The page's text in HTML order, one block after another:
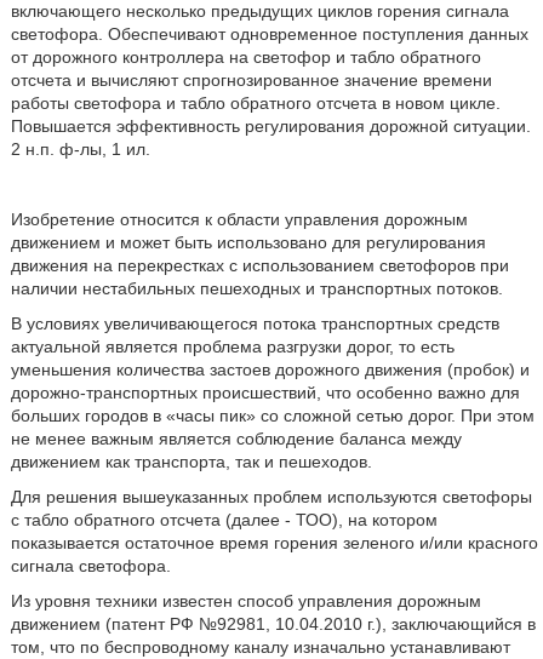
включающего несколько предыдущих циклов горения сигнала
светофора. Обеспечивают одновременное поступления данных
от дорожного контроллера на светофор и табло обратного
отсчета и вычисляют спрогнозированное значение времени
работы светофора и табло обратного отсчета в новом цикле.
Повышается эффективность регулирования дорожной ситуации.
2 н.п. ф-лы, 1 ил.
Изобретение относится к области управления дорожным
движением и может быть использовано для регулирования
движения на перекрестках с использованием светофоров при
наличии нестабильных пешеходных и транспортных потоков.
В условиях увеличивающегося потока транспортных средств
актуальной является проблема разгрузки дорог, то есть
уменьшения количества застоев дорожного движения (пробок) и
дорожно-транспортных происшествий, что особенно важно для
больших городов в «часы пик» со сложной сетью дорог. При этом
не менее важным является соблюдение баланса между
движением как транспорта, так и пешеходов.
Для решения вышеуказанных проблем используются светофоры
с табло обратного отсчета (далее - ТОО), на котором
показывается остаточное время горения зеленого и/или красного
сигнала светофора.
Из уровня техники известен способ управления дорожным
движением (патент РФ №92981, 10.04.2010 г.), заключающийся в
том, что по беспроводному каналу изначально устанавливают